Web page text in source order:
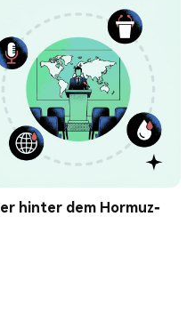
hinter dem Hormuz-